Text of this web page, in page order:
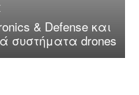
& Defense και
συστήματα drones